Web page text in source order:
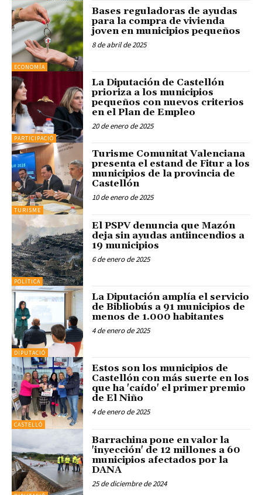
ECONOMÍA
Bases reguladoras de ayudas
para la compra de vivienda
joven en municipios pequeños
8 de abril de 2025
PARTICIPACIÓ
La Diputación de Castellón
prioriza a los municipios
pequeños con nuevos criterios
en el Plan de Empleo
20 de enero de 2025
TURISME
Turisme Comunitat Valenciana
presenta el estand de Fitur a los
municipios de la provincia de
Castellón
10 de enero de 2025
POLÍTICA
El PSPV denuncia que Mazón
deja sin ayudas antiincendios a
19 municipios
6 de enero de 2025
DIPUTACIÓ
La Diputación amplía el servicio
de Bibliobús a 91 municipios de
menos de 1.000 habitantes
4 de enero de 2025
CASTELLÓ
Estos son los municipios de
Castellón con más suerte en los
que ha 'caído' el primer premio
de El Niño
4 de enero de 2025
Barrachina pone en valor la
'inyección' de 12 millones a 60
municipios afectados por la
DANA
25 de diciembre de 2024